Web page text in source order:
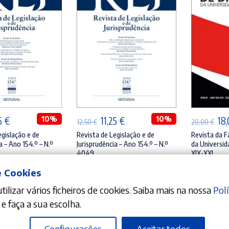
€.
€O
preço
atual
11,25 €.
10%
e de
– Ano 154.º – N.º
ADICIONAR
12,50€ O
preço
original
11,25 €O
preço
atual
10%
Revista de Legislação e de
Jurisprudência – Ano 154.º – N.º
4049
20,00€ O
Revista da
da
XIX-XXI
Cookies
vários ficheiros de cookies. Saiba mais na nossa
e faça a sua escolha.